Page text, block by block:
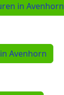
in Avenhorn
Avenhorn